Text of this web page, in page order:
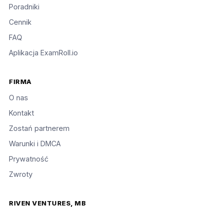
Poradniki
Cennik
FAQ
Aplikacja ExamRoll.io
FIRMA
O nas
Kontakt
Zostań partnerem
Warunki i DMCA
Prywatność
Zwroty
RIVEN VENTURES, MB